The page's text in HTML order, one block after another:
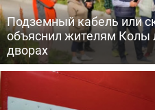
Подземный кабель или
объяснил жителям Колы
дворах